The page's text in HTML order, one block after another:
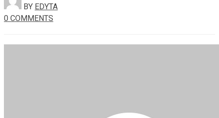
BYEDYTA
0 COMMENTS